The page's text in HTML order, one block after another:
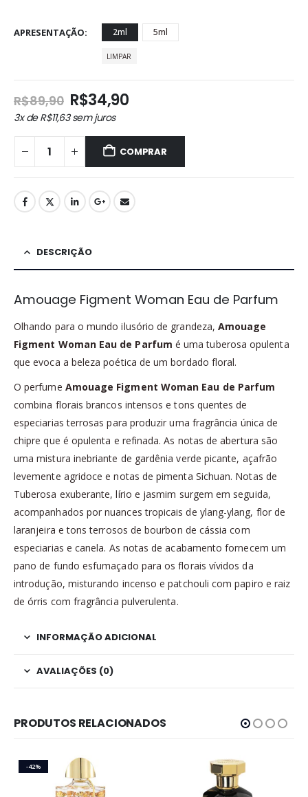
APRESENTAÇÃO 2ml 5ml
LIMPAR
R$89,90 O
preço
original
era:
R$89,90.
R$34,90O
é:
R$34,90.
3x deR$11,63sem juros
COMPRAR
DESCRIÇÃO
Amouage Figment Woman Eau de Parfum
Olhando para o mundo ilusório de grandeza,Amouage
Figment Woman Eau de Parfum é uma tuberosa opulenta
que evoca a beleza poética de um bordado floral.
O perfume Amouage Figment Woman Eau de Parfum
combina florais brancos intensos e tons quentes de
especiarias terrosas para produzir uma fragrância única de
chipre que é opulenta e refinada. As notas de abertura são
uma mistura inebriante de gardênia verde picante, açafrão
levemente agridoce e notas de pimenta Sichuan. Notas de
Tuberosa exuberante, lírio e jasmim surgem em seguida,
acompanhados por nuances tropicais de ylang-ylang, flor de
laranjeira e tons terrosos de bourbon de cássia com
especiarias e canela. As notas de acabamento fornecem um
pano de fundo esfumaçado para os florais vívidos da
introdução, misturando incenso e patchouli com papiro e raiz
de órris com fragrância pulverulenta.
INFORMAÇÃO ADICIONAL
AVALIAÇÕES (0)
PRODUTOS RELACIONADOS
-42%